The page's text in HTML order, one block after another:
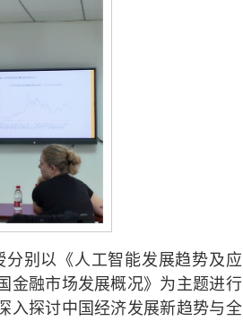
别以《人工智能发展趋势及应
金融市场发展概况》为主题进行
入探讨中国经济发展新趋势与全